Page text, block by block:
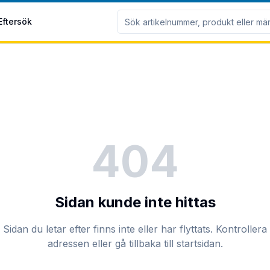
404
Sidan kunde inte hittas
Sidan du letar efter finns inte eller har flyttats. Kontrollera
adressen eller gå tillbaka till startsidan.